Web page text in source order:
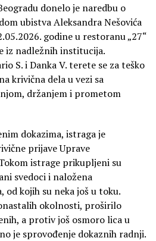
donelo je naredbu o
ubistva Aleksandra Nešovića
godine u restoranu „27“
iz nadležnih institucija.
S. i Danka V. terete se za teško
krivična dela u vezi sa
držanjem i prometom
dokazima, istraga je
prijave Uprave
istrage prikupljeni su
svedoci i naložena
od kojih su neka još u toku.
okolnosti, proširilo
a protiv još osmoro lica u
je sprovođenje dokaznih radnji.